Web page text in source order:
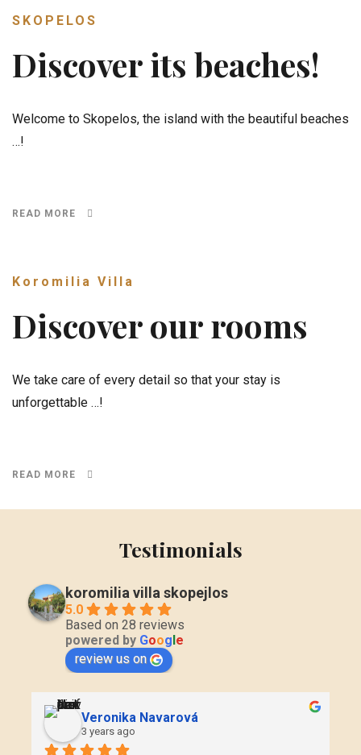
SKOPELOS
Discover its beaches!
Welcome to Skopelos, the island with the beautiful beaches
…!
READ MORE
Koromilia Villa
Discover our rooms
We take care of every detail so that your stay is
unforgettable …!
READ MORE
Testimonials
koromilia villa skopejlos
5.0
Based on 28 reviews
powered by Google
review us on
Veronika Navarová
3 years ago